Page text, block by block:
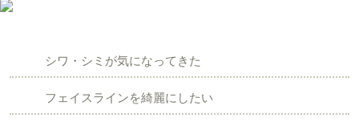
シワ・シミが気になってきた
フェイスラインを綺麗にしたい